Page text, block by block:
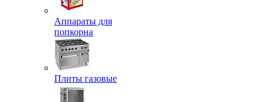
Аппараты для
попкорна
Плиты газовые